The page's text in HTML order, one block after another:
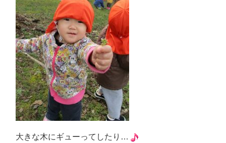
大きな木にギューってしたり…